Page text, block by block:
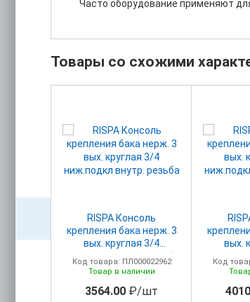
Часто оборудование применяют
Товары со схожими
RISPA Консоль
крепления бака нерж. 3
вых. круглая 3/4
Код товара: ПЛ000022962
Товар в наличии
3564.00 ₽/шт
вых.
Код